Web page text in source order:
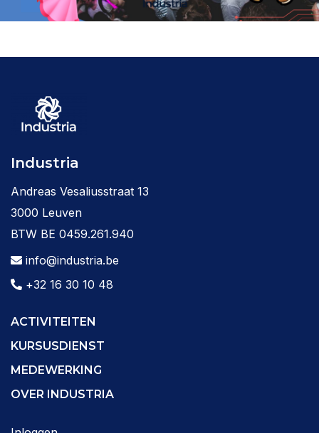
Industria
Andreas Vesaliusstraat 13
3000 Leuven
BTW BE 0459.261.940
info@industria.be
+32 16 30 10 48
ACTIVITEITEN
KURSUSDIENST
MEDEWERKING
OVER INDUSTRIA